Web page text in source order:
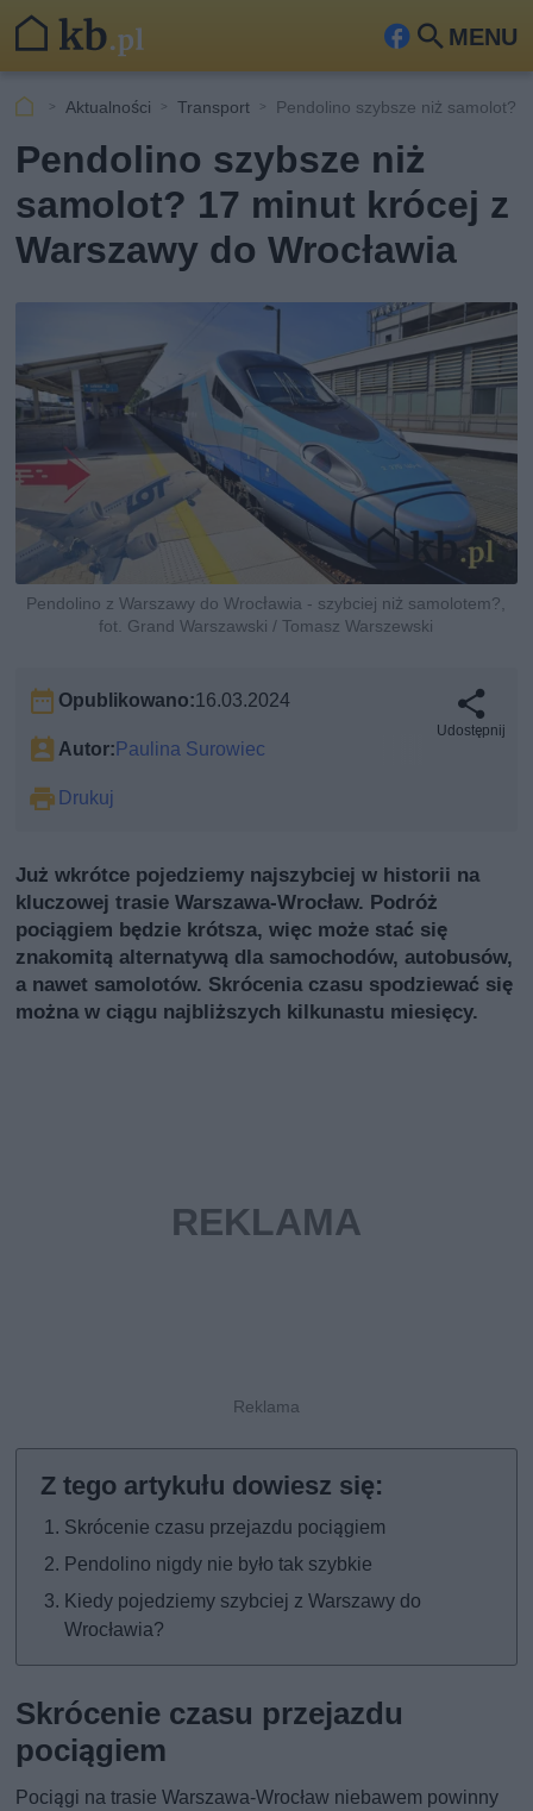
MENU
Fa
ook
Szu
kaj
Aktualności Transport Pendolino szybsze niż samolot?
Pendolino szybsze niż
samolot? 17 minut krócej z
Warszawy do Wrocławia
Pendolino z Warszawy do Wrocławia - szybciej niż samolotem?,
fot. Grand Warszawski / Tomasz Warszewski
Opublikowano:16.03.2024
Autor:Paulina Surowiec
Drukuj
Udostępnij
Już wkrótce pojedziemy najszybciej w historii na
kluczowej trasie Warszawa-Wrocław. Podróż
pociągiem będzie krótsza, więc może stać się
znakomitą alternatywą dla samochodów, autobusów,
a nawet samolotów. Skrócenia czasu spodziewać się
można w ciągu najbliższych kilkunastu miesięcy.
Skrócenie czasu przejazdu pociągiem
Pendolino nigdy nie było tak szybkie
Kiedy pojedziemy szybciej z Warszawy do
Wrocławia?
Skrócenie czasu przejazdu
pociągiem
Pociągi na trasie Warszawa-Wrocław niebawem powinny